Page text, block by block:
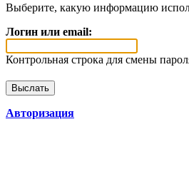
Выберите, какую информацию
Логин или email:
Контрольная строка для смены
Авторизация